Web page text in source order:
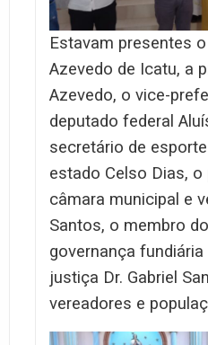
Estavam presentes
Azevedo de Icatu, a
Azevedo, o vice-
deputado federal
secretário de
estado Celso Dias, o
câmara municipal e
Santos, o membro
governança
justiça Dr. Gabriel
vereadores e